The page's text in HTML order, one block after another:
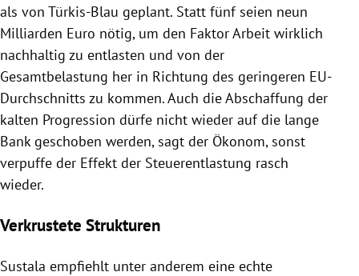
als von Türkis-Blau geplant. Statt fünf seien neun
Milliarden Euro nötig, um den Faktor Arbeit wirklich
nachhaltig zu entlasten und von der
Gesamtbelastung her in Richtung des geringeren EU-
Durchschnitts zu kommen. Auch die Abschaffung der
kalten Progression dürfe nicht wieder auf die lange
Bank geschoben werden, sagt der Ökonom, sonst
verpuffe der Effekt der Steuerentlastung rasch
wieder.
Verkrustete Strukturen
Sustala empfiehlt unter anderem eine echte